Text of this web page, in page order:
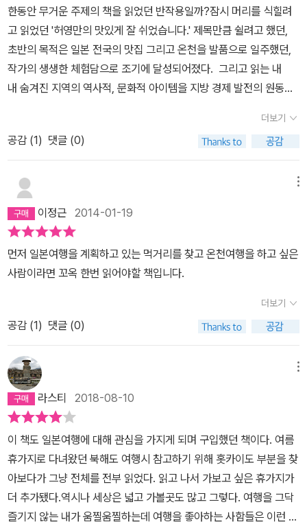
화가 조선에서는 없었으니. 그들은 일본 땅에서 오히려 새출발하는
계기가 되었을 것이다. 따지고 보면 그렇게라도 기술이 전수된 것은
다행인 일이다. 씁쓸함은 어찌할 도리가 없지만. 섬나라에다가 지진
과 화산 활동까지 활발한 일본이다 보니 온천도 발달하였고 그것을
이용하는 일본인들의 마음가짐도 우리와는 남다르겠지만, 그래도 부
같은 경우 우리나라였다면 개발의 삽질 아래 무너졌을 것들이 그대로
유지되고 보호되고 있다는 점에서 부럽고 부끄러운 기분이 들었다.
홋카이도의 하얀 눈은 인력으로 어찌할 수 없는 부분이긴 하지만 러
브레터의 추억에 젖어서 부러운 부분으로 같이 묶어버렸다. 일본에서
을 로망으로 여기는 사람이 아주 많은가보다. 생선시장의 바닥에서
조차 물기 하나 없다는 것에서 저자는 큰 충격을 받았는데 독자 역시
놀랍다. 하긴, 상해의 오빠 아파트에는 욕실 바닥에도 보일러가 설치
되어 있어서 물기가 하나도 없다는 사실에 헉 소리가 났더랬지. 그래
도 생선시장의 물기 없는 바닥이 더 대단하다! 책은 글과 사진, 그리
고 그림이 적절하게 균형을 맞추고 있는데, 정보를 알려주는 소정의
잡아서 방송에 소개되기까지 한 인물의 못 잡는 것도 실력이라는 태
평한 소리에 피식 웃고 말았다. 두번째 그림은 사진을 묶다 보니 윗부
분이 잘렸는데 피부를 좋게 해주는 것으로 유명한 온천인데도 피부과
병원이 있길래 지나면서 허허~하는 장면이다. 뭐, 약은 약사에게 진
료는 의사에게가 진리이니까.^^ 세번째 그림은 호오~ 하게 된 장면.
만화가로서 뼈를 묻으신 분인 건 알았지만 무려 44년이란 대단하다.
이제 해 넘기면 45년. 반 세기 이상은 거뜬히 현역으로 뛰실 분이니
이 역시 가슴이 벅찬 부분이다. 한 분야에서 이 정도로 열정을 불태우
는 건 장인 정신의 나라 일본에도 뒤지지 않을 것이다. 뭐, 전체 양으
한동안 무거운 주제의 책을 읽었던 반작용일까?잠시 머리를 식힐려
고 읽었던 '허영만의 맛있게 잘 쉬었습니다.' 제목만큼 쉴려고 했던,
초반의 목적은 일본 전국의 맛집 그리고 온천을 발품으로 일주했던,
작가의 생생한 체험담으로 조기에 달성되어졌다. 그리고 읽는 내
내 숨겨진 지역의 역사적, 문화적 아이템을 지방 경제 발전의 원동력
만 무엇보다 놀라웠던 것은 고향에 대한 젊은이들의 비젼공유였다.
단순히 직업을 쫓아, 명절에만 돌아오는 철새떼가 아닌, 고향에 대한
자긍심과 더불어, 고향발전의 주체적 원동력이 바로 젊은 세대였던
것이다. 100년은 넘어야 명함을 내밀 수 있는 명인의 맛집, 3대는 전
승되어야, 인정받는 명장의 손길에서 우리가 생각하는 금의환향의 의
미를 다시 생각하게 되었다. 반면에 우리의 고향은 어떠한가?농촌의
고령화 그리고 농가부채의 급증반복되는 물가파동 참으로 암담하다.
게다가 우루과이 라운드 이래로, 농업정책이, 농업의 장래적 발전이
아닌 지속적인 농축산업의 축소와 보조금에 의한 착시현상에 대해서,
만시지탄이지만 이제 근본적인 대안을 생각해봐야하지 않을까라는
생각이 든다. 특히나, 한미FTA에 의한 전면적인 농축산물 개방이 가
라는 것이 정말로 버려도, 무시해도 괜찮은 분야인가말이다. 인간은
결국 흙으로돌아간다. 하지만 오늘날에 인간의 몸은 각종 유기방부물
질에 의해 묻혀도 썩지 않을 불멸의 존재가 되었다. 저주받은 몸이다.
하지만 방법이 없는 것은 아니다. 이에 대한 첫번째 대안은 우리땅에
대한 소중함을 다시 한번 인식해야하는 것이 아닐까한다. 그리고 이
것은 그저 일회적인 축제가 아닌 스토리텔링이 될 수있는 지역의 특
산 명품과 사람의 이야기가 주축이 되어 만들어져야 할 것이다. 그렇
다면 고향의 자랑거리는 더이상 지역의 서울대 입학자 수가 아니라,
그 지역의 이름 그 자체가 될 것이라 생각된다. 그리고 두번째는 우리
더보기
공감 (1) 댓글 (0)
이정근 2014-01-19
먼저 일본여행을 계획하고 있는 먹거리를 찾고 온천여행을 하고 싶은
사람이라면 꼬옥 한번 읽어야할 책입니다.
더보기
공감 (1) 댓글 (0)
라스티 2018-08-10
이 책도 일본여행에 대해 관심을 가지게 되며 구입했던 책이다. 여름
휴가지로 다녀왔던 북해도 여행시 참고하기 위해 홋카이도 부분을 찾
아보다가 그냥 전체를 전부 읽었다. 읽고 나서 가보고 싶은 휴가지가
더 추가됐다.역시나 세상은 넓고 가볼곳도 많고 그렇다. 여행을 그닥
즐기지 않는 내가 움찔움찔하는데 여행을 좋아하는 사함들은 이런 뽐